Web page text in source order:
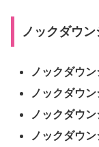
ノックダウ
ノックダウ
ノックダウ
ノックダウ
ノックダウ